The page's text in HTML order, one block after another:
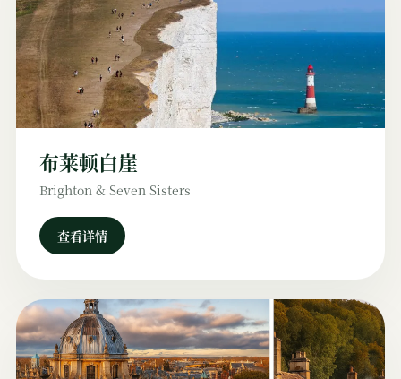
布莱顿白崖
Brighton & Seven Sisters
查看详情